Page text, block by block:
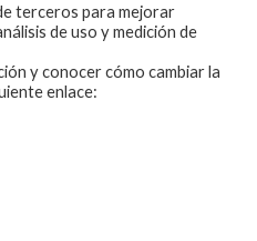
terceros para mejorar
de uso y medición de
y conocer cómo cambiar la
enlace: